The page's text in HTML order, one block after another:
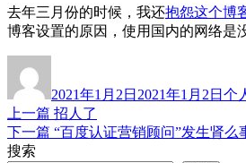
去年三月份的时候，我还抱怨这个博
博客设置的原因，使用国内的网络是
于
2021年1月2日 2021年1月2日 个
文
章
上一篇 上
篇
招人了
下一篇 下
“百度认证营销顾问”发生肾么
搜索